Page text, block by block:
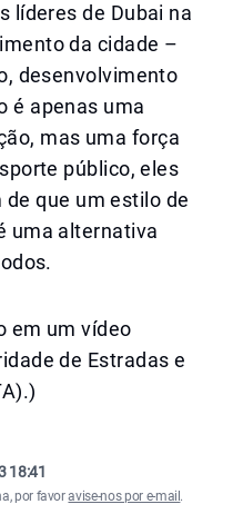
líderes de Dubai na
da cidade –
desenvolvimento
é apenas uma
mas uma força
público, eles
que um estilo de
uma alternativa
em um vídeo
de Estradas e
18:41
por favoravise-nos por e-mail .